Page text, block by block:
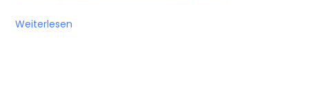
Weiterlesen